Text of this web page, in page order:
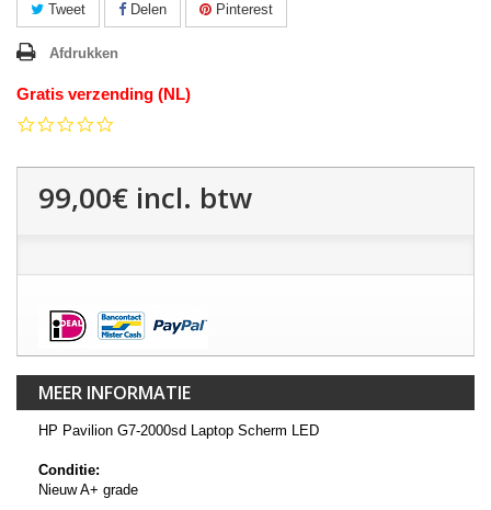
Tweet Delen Pinterest
Afdrukken
Gratis verzending (NL)
99,00€ incl. btw
MEER INFORMATIE
HP Pavilion G7-2000sd Laptop Scherm LED
Conditie:
Nieuw A+ grade